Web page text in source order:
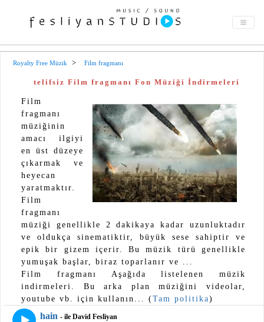
Royalty Free Müzik Film fragmanı
telifsiz Film fragmanı Fon Müziği İndirmeleri
Film
fragmanı
müziğinin
amacı ilgiyi
en üst düzeye
çıkarmak ve
heyecan
yaratmaktır.
Film
fragmanı
müziği genellikle 2 dakikaya kadar uzunluktadır
ve oldukça sinematiktir, büyük sese sahiptir ve
epik bir gizem içerir. Bu müzik türü genellikle
yumuşak başlar, biraz toparlanır ve ...
Film fragmanı Aşağıda listelenen müzik
indirmeleri. Bu arka plan müziğini videolar,
youtube vb. için kullanın... (Tam politika)
hain - ile David Fesliyan